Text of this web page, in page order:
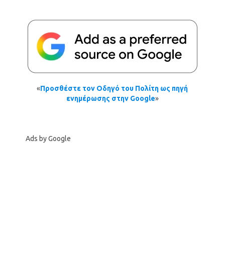
«Προσθέστε τον Οδηγό του Πολίτη ως πηγή
ενημέρωσης στην Google»
Ads by Google